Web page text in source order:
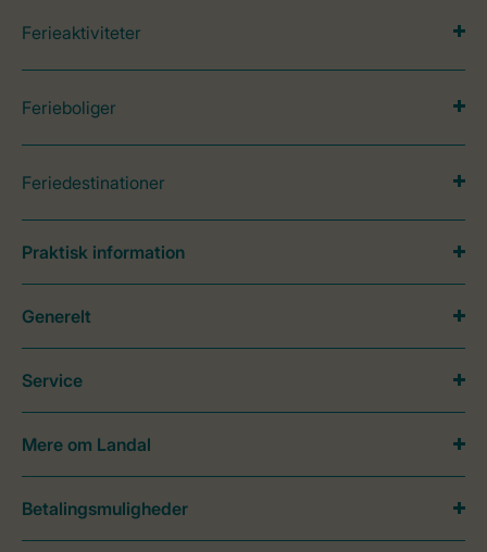
Ferieaktiviteter
Ferieboliger
Feriedestinationer
Praktisk information
Generelt
Service
Mere om Landal
Betalingsmuligheder